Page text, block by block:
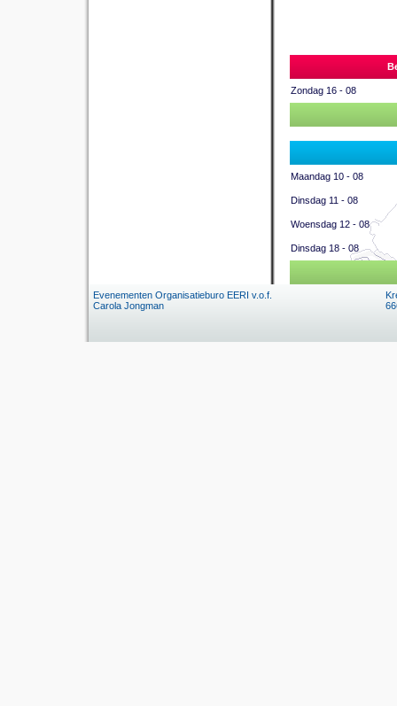
Zondag 16 - 08
Maandag 10 - 08
Dinsdag 11 - 08
Woensdag 12 - 08
Dinsdag 18 - 08
Evenementen Organisatieburo EERI v.o.f.
Carola Jongman